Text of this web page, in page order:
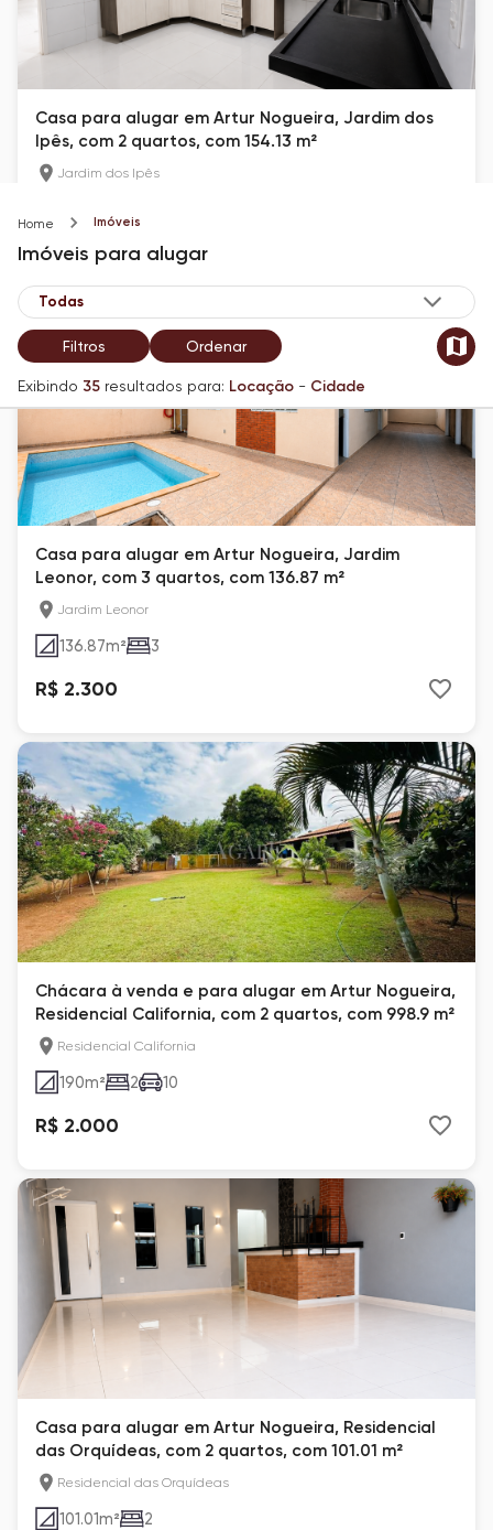
Home Imóveis
Imóveis para alugar
Filtros Ordenar
Exibindo 35 resultados para: Locação - Cidade
Casa para alugar em Artur Nogueira, Jardim dos
Ipês, com 2 quartos, com 154.13 m²
Jardim dos Ipês
R$ 2.000
Casa para alugar em Artur Nogueira, Jardim
Leonor, com 3 quartos, com 136.87 m²
Jardim Leonor
136.87m² 3
R$ 2.300
Chácara à venda e para alugar em Artur Nogueira,
Residencial California, com 2 quartos, com 998.9 m²
Residencial California
190m² 2 10
R$ 2.000
Casa para alugar em Artur Nogueira, Residencial
das Orquídeas, com 2 quartos, com 101.01 m²
Residencial das Orquídeas
101.01m² 2